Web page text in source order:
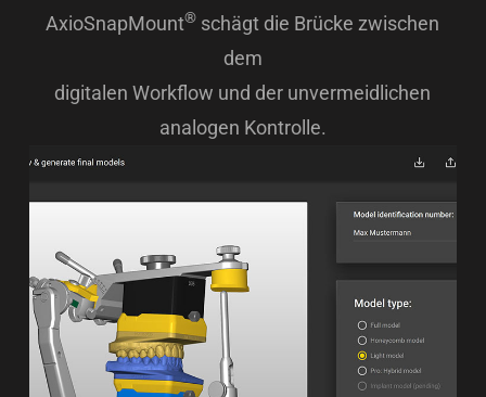
AxioSnapMount® schägt die Brücke zwischen
dem
digitalen Workflow und der unvermeidlichen
analogen Kontrolle.